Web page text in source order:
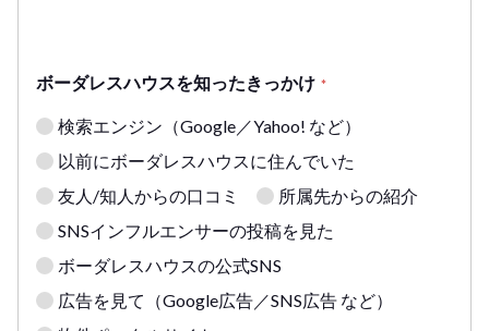
ボーダレスハウスを知ったきっかけ *
検索エンジン（Google／Yahoo! など）
以前にボーダレスハウスに住んでいた
友人/知人からの口コミ
所属先からの紹介
SNSインフルエンサーの投稿を見た
ボーダレスハウスの公式SNS
広告を見て（Google広告／SNS広告 など）